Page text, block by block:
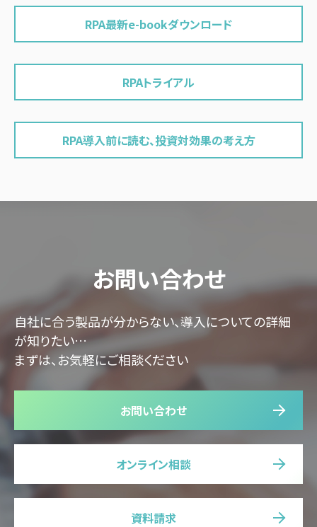
RPA最新e-bookダウンロード
RPAトライアル
RPA導入前に読む、投資対効果の考え方
お問い合わせ
自社に合う製品が分からない、導入についての詳細
が知りたい…
まずは、お気軽にご相談ください
お問い合わせ
オンライン相談
資料請求